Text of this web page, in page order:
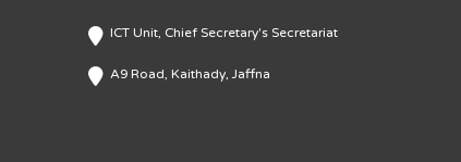
ICT Unit, Chief Secretary's Secretariat
A9 Road, Kaithady, Jaffna